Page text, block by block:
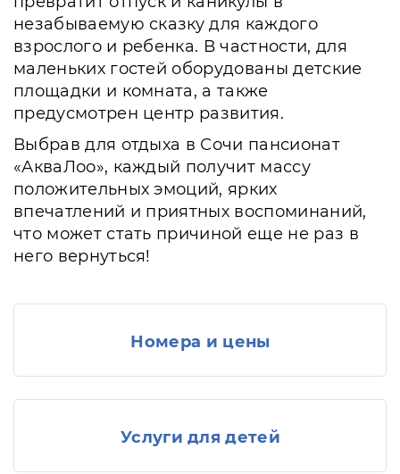
незабываемую сказку для каждого
взрослого и ребенка. В частности, для
маленьких гостей оборудованы детские
площадки и комната, а также
предусмотрен центр развития.
Выбрав для отдыха в Сочи пансионат
«АкваЛоо», каждый получит массу
положительных эмоций, ярких
впечатлений и приятных воспоминаний,
что может стать причиной еще не раз в
него вернуться!
Номера и цены
Услуги для детей